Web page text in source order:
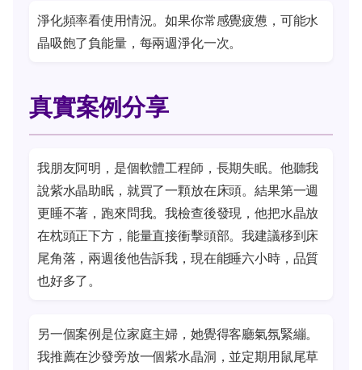
淨化頻率看使用情況。如果你常感覺疲憊，可能水
晶吸飽了負能量，每兩週淨化一次。
真實案例分享
我朋友阿明，是個軟體工程師，長期失眠。他聽我
說紫水晶助眠，就買了一顆放在床頭。結果第一週
更睡不著，跑來問我。我檢查後發現，他把水晶放
在枕頭正下方，能量直接衝擊頭部。我建議移到床
尾角落，兩週後他告訴我，現在能睡六小時，品質
也好多了。
另一個案例是位家庭主婦，她覺得客廳氣氛緊繃。
我推薦在沙發旁放一個紫水晶洞，並定期用鼠尾草